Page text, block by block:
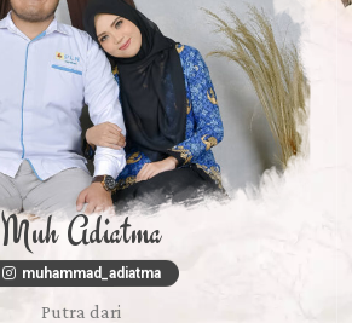
Muh Adiatma
muhammad_adiatma
Putra dari